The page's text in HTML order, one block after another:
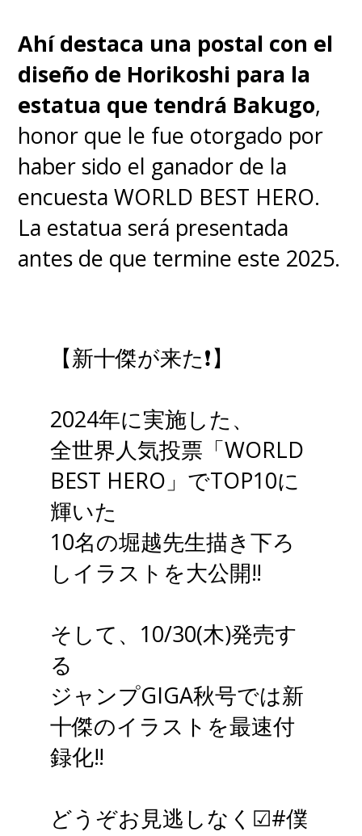
Ahí destaca una postal con el
diseño de Horikoshi para la
estatua que tendrá Bakugo,
honor que le fue otorgado por
haber sido el ganador de la
encuesta WORLD BEST HERO.
La estatua será presentada
antes de que termine este 2025.
【新十傑が来た❗】
2024年に実施した、
全世界人気投票「WORLD
BEST HERO」でTOP10に
輝いた
10名の堀越先生描き下ろ
しイラストを大公開‼
そして、10/30(木)発売す
る
ジャンプGIGA秋号では新
十傑のイラストを最速付
録化‼
どうぞお見逃しなく☑#僕